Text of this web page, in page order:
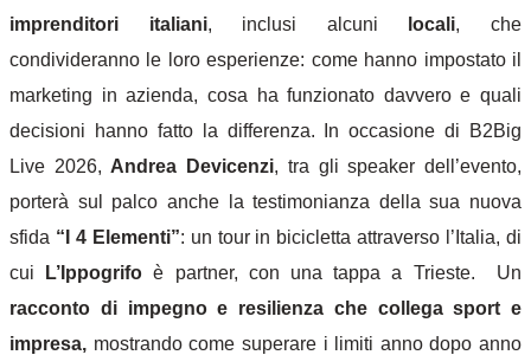
imprenditori italiani, inclusi alcuni locali, che
condivideranno le loro esperienze: come hanno impostato il
marketing in azienda, cosa ha funzionato davvero e quali
decisioni hanno fatto la differenza.
In occasione di
B2Big
Live 2026, Andrea Devicenzi, tra gli speaker dell’evento,
porterà sul palco anche la testimonianza della sua nuova
sfida “I 4 Elementi”: un tour in bicicletta attraverso l’Italia, di
cui
L’Ippogrifo è partner, con una tappa a Trieste. Un
racconto di impegno e resilienza che collega sport e
impresa, mostrando come superare i limiti anno dopo anno